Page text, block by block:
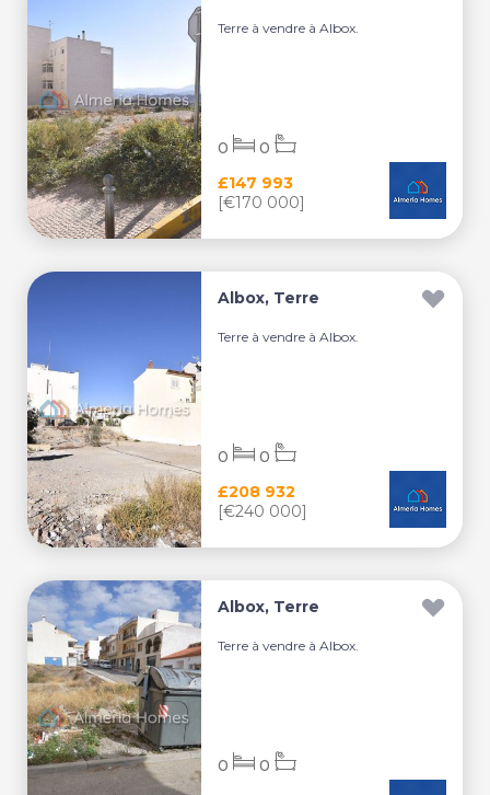
Terre à vendre à Albox.
£147 993
[€170 000]
0 0
Albox, Terre
Terre à vendre à Albox.
£208 932
[€240 000]
0 0
Albox, Terre
Terre à vendre à Albox.
0 0